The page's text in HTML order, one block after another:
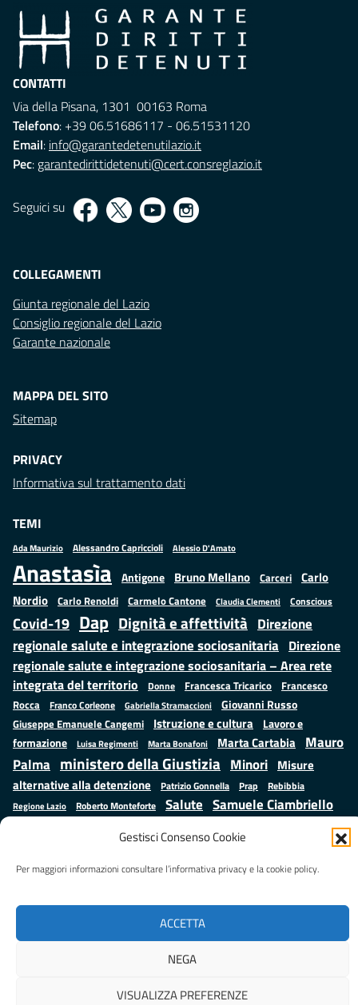
Gestisci Consenso Cookie
Per maggiori informazioni consultare l’informativa privacy e la cookie policy.
ACCETTA
NEGA
VISUALIZZA PREFERENZE
CONTATTI
Via della Pisana, 1301 00163 Roma
Telefono: +39 06.51686117 - 06.51531120
Email: info@garantedetenutilazio.it
Pec: garantedirittidetenuti@cert.consreglazio.it
Seguici su
COLLEGAMENTI
Giunta regionale del Lazio
Consiglio regionale del Lazio
Garante nazionale
MAPPA DEL SITO
Sitemap
PRIVACY
Informativa sul trattamento dati
TEMI
Ada Maurizio Alessandro Capriccioli Alessio D'Amato
Anastasìa Antigone Bruno Mellano Carceri
Carlo
Nordio Carlo Renoldi Carmelo Cantone Claudia Clementi Conscious
Covid-19 Dap Dignità e affettività Direzione
regionale salute e integrazione sociosanitaria Direzione
regionale salute e integrazione sociosanitaria – Area rete
integrata del territorio
Donne Francesca Tricarico
Francesco
Rocca
Franco Corleone Gabriella Stramaccioni Giovanni Russo
Giuseppe Emanuele Cangemi Istruzione e cultura
Lavoro e
formazione
Luisa Regimenti Marta Bonafoni Marta Cartabia Mauro
Palma ministero della Giustizia Minori Misure
alternative alla detenzione
Patrizio Gonnella Prap
Rebibbia
Regione Lazio
Roberto Monteforte Salute Samuele Ciambriello
Valentina Calderone
LAZIOcrea